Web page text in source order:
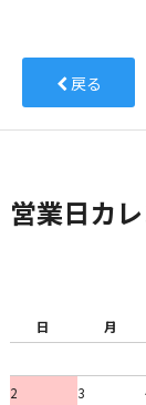
戻る
営業日カ
日
月
2
3